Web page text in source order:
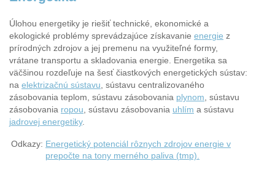
Úlohou energetiky je riešiť technické, ekonomické a
ekologické problémy sprevádzajúce získavanie energie z
prírodných zdrojov a jej premenu na využiteľné formy,
vrátane transportu a skladovania energie. Energetika sa
väčšinou rozdeľuje na šesť čiastkových energetických sústav:
na elektrizačnú sústavu , sústavu centralizovaného
zásobovania teplom, sústavu zásobovania plynom , sústavu
zásobovania ropou , sústavu zásobovania uhlím a sústavu
jadrovej energetiky.
Odkazy: Energetický potenciál rôznych zdrojov energie v
prepočte na tony merného paliva (tmp).